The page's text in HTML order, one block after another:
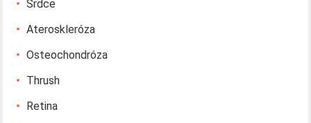
Srdce
Ateroskleróza
Osteochondróza
Thrush
Retina